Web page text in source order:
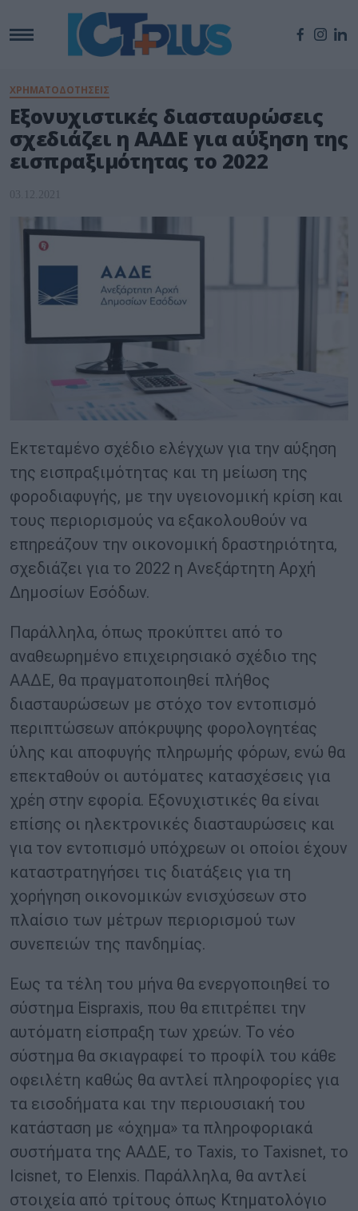
ΧΡΗΜΑΤΟΔΟΤΗΣΕΙΣ
Εξονυχιστικές διασταυρώσεις
σχεδιάζει η ΑΑΔΕ για αύξηση της
εισπραξιμότητας το 2022
03.12.2021
Εκτεταμένο σχέδιο ελέγχων για την αύξηση
της εισπραξιμότητας και τη μείωση της
φοροδιαφυγής, με την υγειονομική κρίση και
τους περιορισμούς να εξακολουθούν να
επηρεάζουν την οικονομική δραστηριότητα,
σχεδιάζει για το 2022 η Ανεξάρτητη Αρχή
Δημοσίων Εσόδων.
Παράλληλα, όπως προκύπτει από το
αναθεωρημένο επιχειρησιακό σχέδιο της
ΑΑΔΕ, θα πραγματοποιηθεί πλήθος
διασταυρώσεων με στόχο τον εντοπισμό
περιπτώσεων απόκρυψης φορολογητέας
ύλης και αποφυγής πληρωμής φόρων, ενώ θα
επεκταθούν οι αυτόματες κατασχέσεις για
χρέη στην εφορία. Εξονυχιστικές θα είναι
επίσης οι ηλεκτρονικές διασταυρώσεις και
για τον εντοπισμό υπόχρεων οι οποίοι έχουν
καταστρατηγήσει τις διατάξεις για τη
χορήγηση οικονομικών ενισχύσεων στο
πλαίσιο των μέτρων περιορισμού των
συνεπειών της πανδημίας.
Εως τα τέλη του μήνα θα ενεργοποιηθεί το
σύστημα Eispraxis, που θα επιτρέπει την
αυτόματη είσπραξη των χρεών. Το νέο
σύστημα θα σκιαγραφεί το προφίλ του κάθε
οφειλέτη καθώς θα αντλεί πληροφορίες για
τα εισοδήματα και την περιουσιακή του
κατάσταση με «όχημα» τα πληροφοριακά
συστήματα της ΑΑΔΕ, το Taxis, το Taxisnet, το
Icisnet, το Elenxis. Παράλληλα, θα αντλεί
στοιχεία από τρίτους όπως Κτηματολόγιο